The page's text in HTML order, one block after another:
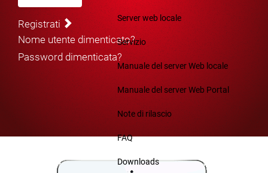
Server web locale
Servizio
Manuale del server Web locale
Manuale del server Web Portal
Note di rilascio
FAQ
Downloads
Registrati
Nome utente dimenticato?
Password dimenticata?